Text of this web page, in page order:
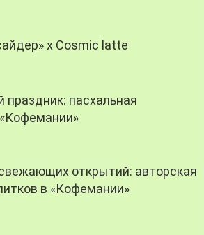
х Cosmic latte
праздник: пасхальная
открытий: авторская
в «Кофемании»